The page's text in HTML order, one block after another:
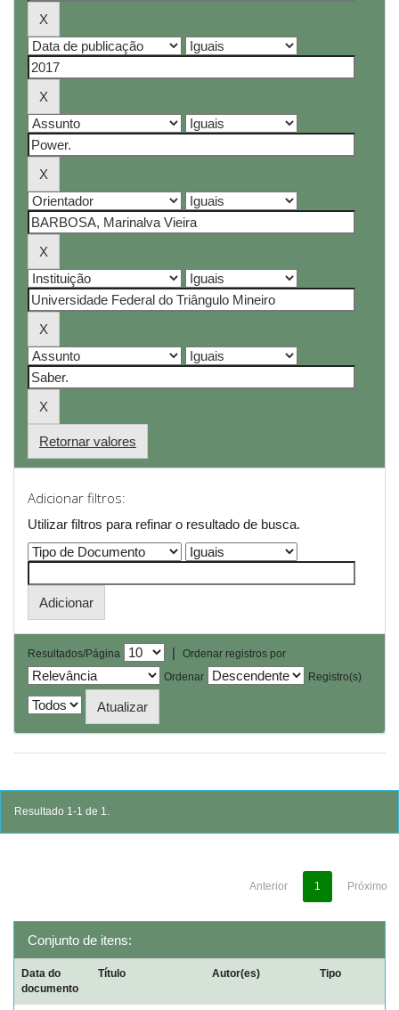
Retornar valores
Adicionar filtros:
Utilizar filtros para refinar o resultado de busca.
Resultados/Página |
Ordenar registros por
Ordenar
Registro(s)
Resultado 1-1 de 1.
Anterior 1 Próximo
Conjunto de itens:
Data do
documento
Título Autor(es) Tipo